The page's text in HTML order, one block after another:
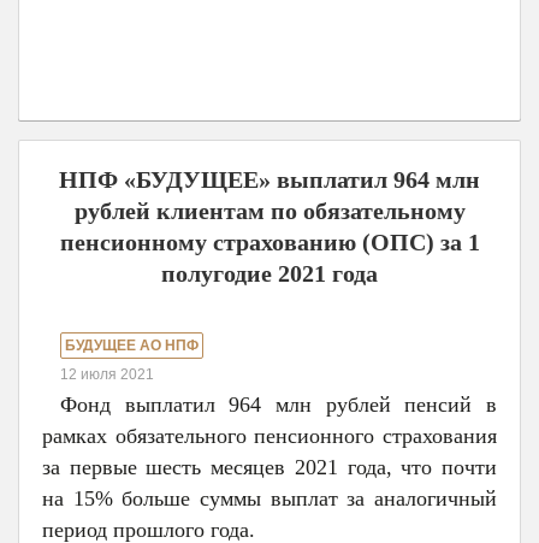
НПФ «БУДУЩЕЕ» выплатил 964 млн
рублей клиентам по обязательному
пенсионному страхованию (ОПС) за 1
полугодие 2021 года
БУДУЩЕЕ АО НПФ
12 июля 2021
Фонд выплатил 964 млн рублей пенсий в
рамках обязательного пенсионного страхования
за первые шесть месяцев 2021 года, что почти
на 15% больше суммы выплат за аналогичный
период прошлого года.